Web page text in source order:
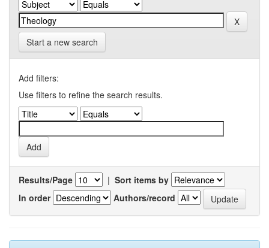
Start a new search
Add filters:
Use filters to refine the search results.
Results/Page | Sort items by
In order
Authors/record